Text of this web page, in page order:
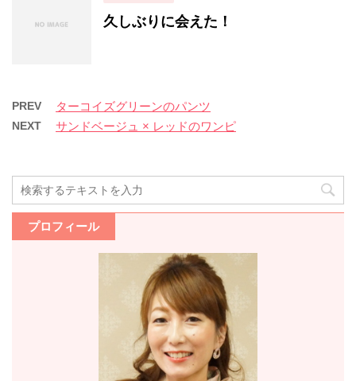
久しぶりに会えた！
PREV ターコイズグリーンのパンツ
NEXT サンドベージュ × レッドのワンピ
プロフィール